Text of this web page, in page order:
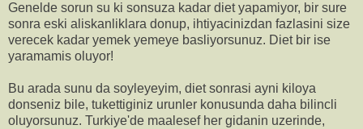
Genelde sorun su ki sonsuza kadar diet yapamiyor, bir sure
sonra eski aliskanliklara donup, ihtiyacinizdan fazlasini size
verecek kadar yemek yemeye basliyorsunuz. Diet bir ise
yaramamis oluyor!
Bu arada sunu da soyleyeyim, diet sonrasi ayni kiloya
donseniz bile, tukettiginiz urunler konusunda daha bilincli
oluyorsunuz. Turkiye'de maalesef her gidanin uzerinde,